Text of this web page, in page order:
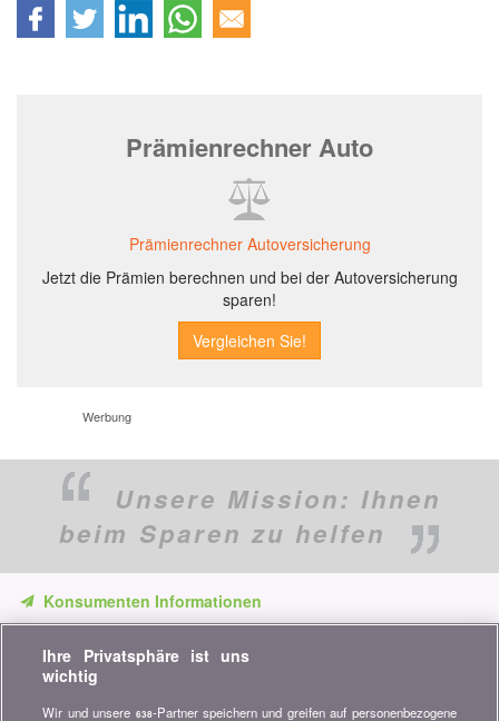
Prämienrechner Auto
Prämienrechner Autoversicherung
Jetzt die Prämien berechnen und bei der Autoversicherung
sparen!
Werbung
Unsere Mission: Ihnen
beim Sparen zu helfen
Konsumenten Informationen
unsere Vergleiche, Ratschläge und Tipps in den Bereichen
Versicherung, Finanzen, Konsumgüter und vieles mehr...
Ihre Privatsphäre ist uns
wichtig
Wir und unsere 638-Partner speichern und greifen auf personenbezogene